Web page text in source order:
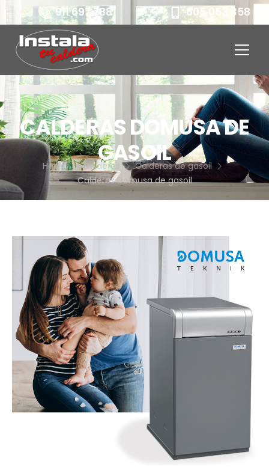
911 697 788 605 053 358
CALDERAS DOMUSA DE
GASOIL
Home Calderas
Calderas de gasoil
Calderas Domusa de gasoil